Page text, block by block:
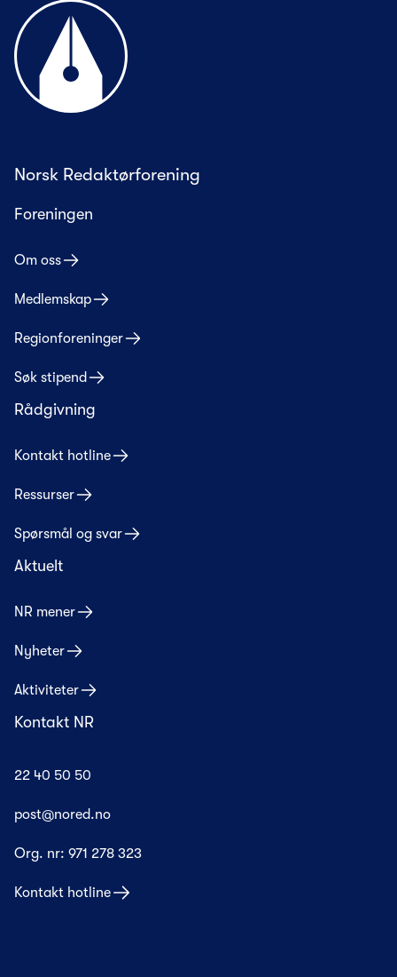
Til forsiden
Norsk Redaktørforening
Foreningen
Om oss
Medlemskap
Regionforeninger
Søk stipend
Rådgivning
Kontakt hotline
Ressurser
Spørsmål og svar
Aktuelt
NR mener
Nyheter
Aktiviteter
Kontakt NR
22 40 50 50
post@nored.no
Org. nr: 971 278 323
Kontakt hotline